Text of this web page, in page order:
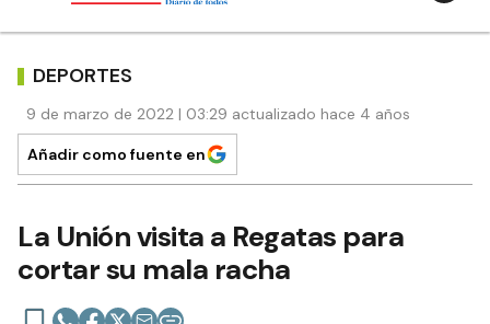
DEPORTES
9 de marzo de 2022 | 03:29 actualizado hace 4 años
Añadir como fuente en
La Unión visita a Regatas para
cortar su mala racha